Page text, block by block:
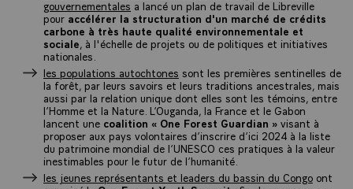
gouvernementales a lancé un plan de travail de Libreville
pour accélérer la structuration d'un marché de crédits
carbone à très haute qualité environnementale et
sociale, à l'échelle de projets ou de politiques et initiatives
nationales.
les populations autochtones sont les premières sentinelles de
la forêt, par leurs savoirs et leurs traditions ancestrales, mais
aussi par la relation unique dont elles sont les témoins, entre
l’Homme et la Nature. L’Ouganda, la France et le Gabon
lancent une coalition « One Forest Guardian » visant à
proposer aux pays volontaires d’inscrire d’ici 2024 à la liste
du patrimoine mondial de l’UNESCO ces pratiques à la valeur
inestimables pour le futur de l’humanité.
les jeunes représentants et leaders du bassin du Congo ont